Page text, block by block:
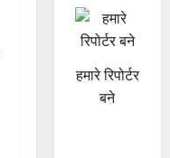
हमारे रिपोर्टर
बने